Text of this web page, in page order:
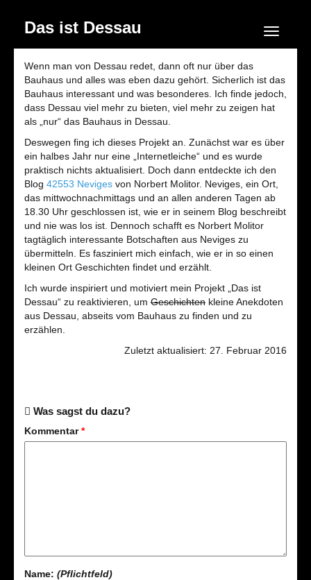
Das ist Dessau Navigation
Wenn man von Dessau redet, dann oft nur über das
Bauhaus und alles was eben dazu gehört. Sicherlich ist das
Bauhaus interessant und was besonderes. Ich finde jedoch,
dass Dessau viel mehr zu bieten, viel mehr zu zeigen hat
als „nur“ das Bauhaus in Dessau.
Deswegen fing ich dieses Projekt an. Zunächst war es über
ein halbes Jahr nur eine „Internetleiche“ und es wurde
praktisch nichts aktualisiert. Doch dann entdeckte ich den
Blog 42553 Neviges von Norbert Molitor. Neviges, ein Ort,
das mittwochnachmittags und an allen anderen Tagen ab
18.30 Uhr geschlossen ist, wie er in seinem Blog beschreibt
und nie was los ist. Dennoch schafft es Norbert Molitor
tagtäglich interessante Botschaften aus Neviges zu
übermitteln. Es fasziniert mich einfach, wie er in so einen
kleinen Ort Geschichten findet und erzählt.
Ich wurde inspiriert und motiviert mein Projekt „Das ist
Dessau“ zu reaktivieren, um Geschichten kleine Anekdoten
aus Dessau, abseits vom Bauhaus zu finden und zu
erzählen.
Zuletzt aktualisiert: 27. Februar 2016
Was sagst du dazu?
Kommentar*
Name: (Pflichtfeld)